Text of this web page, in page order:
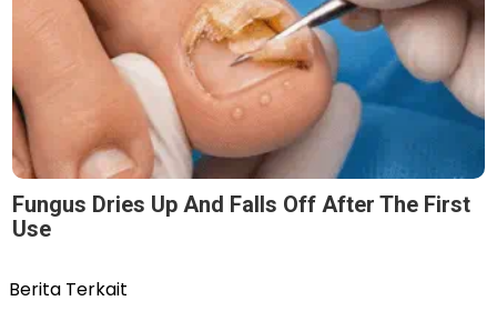
Fungus Dries Up And Falls Off After The First
Use
Berita Terkait